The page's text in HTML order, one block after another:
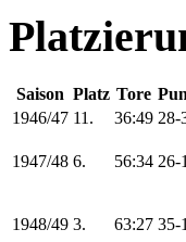
Saison Platz Tore
1946/47 11. 36:49 28-
1947/48 6. 56:34 26-
1948/49 3. 63:27 35-